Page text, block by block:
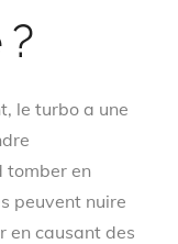
le turbo a une
tomber en
peuvent nuire
en causant des